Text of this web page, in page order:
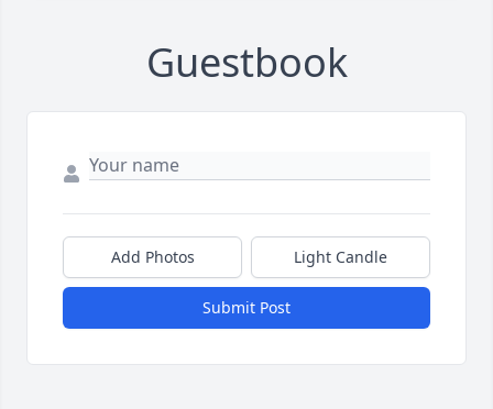
Guestbook
Add Photos Light Candle
Submit Post